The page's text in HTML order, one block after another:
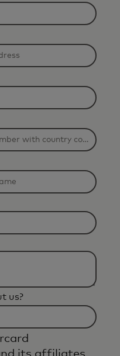
us?
its affiliates